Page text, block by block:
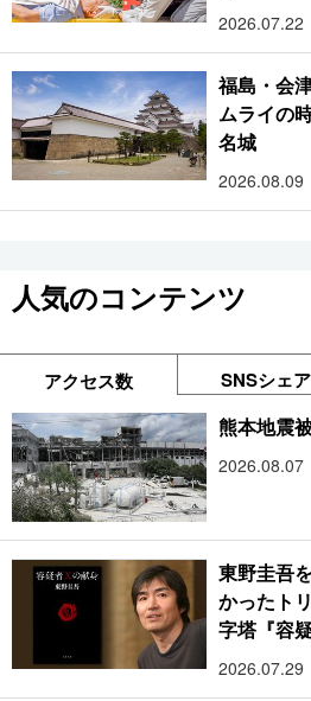
2026.07.22
福島・会
ムライの
名城
2026.08.09
人気のコンテンツ
アクセス数 SNSシェア
熊本地震
2026.08.07
東野圭吾
かったト
字塔『容
2026.07.29